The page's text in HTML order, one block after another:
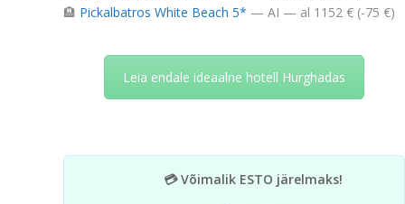
🏨 Pickalbatros White Beach 5* — AI — al 1152 € (-75 €)
Leia endale ideaalne hotell Hurghadas
💳 Võimalik ESTO järelmaks!